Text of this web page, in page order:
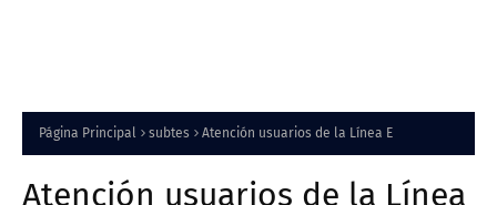
Página Principal subtes Atención usuarios de la Línea E
Atención usuarios de la Línea